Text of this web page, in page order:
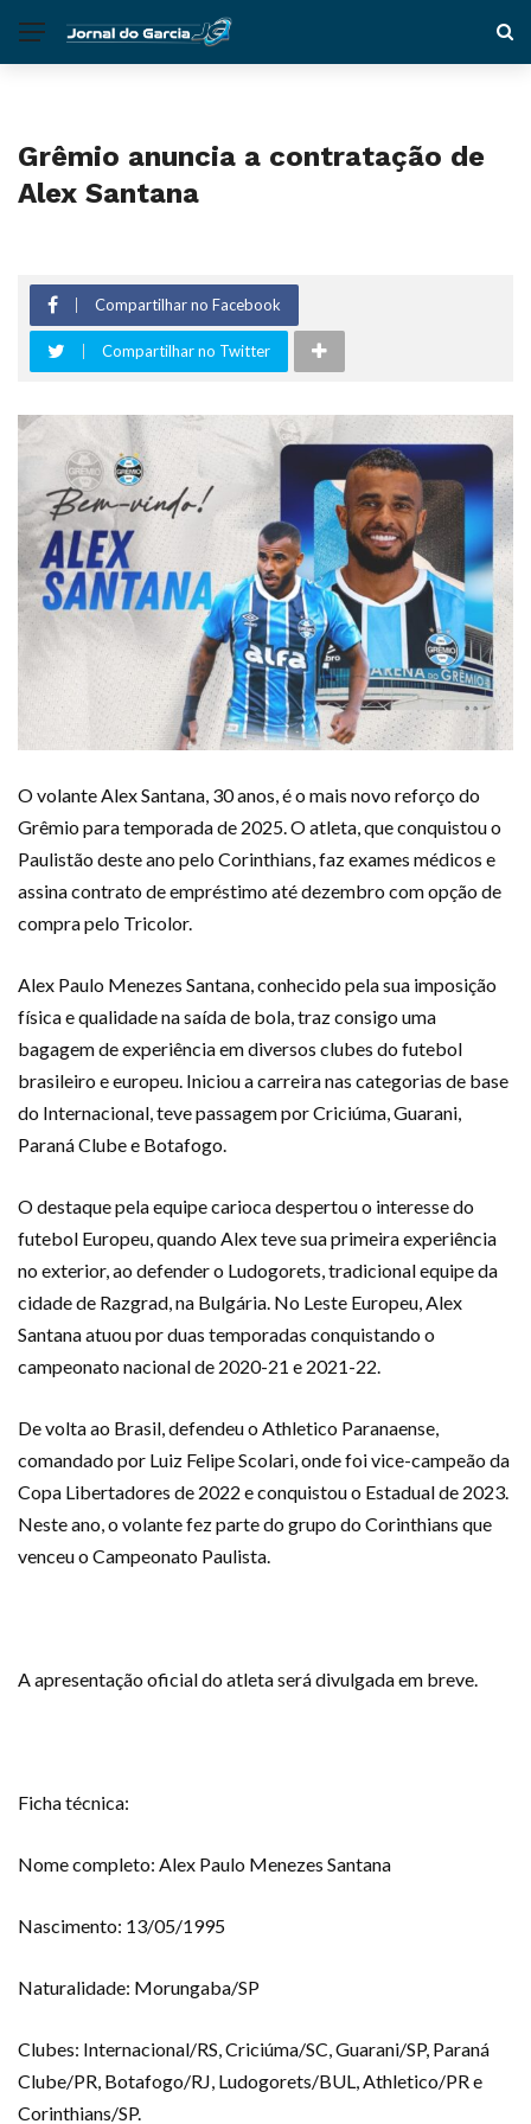
Grêmio anuncia a contratação de
Alex Santana
Compartilhar no Facebook
Compartilhar no Twitter
O volante Alex Santana, 30 anos, é o mais novo reforço do
Grêmio para temporada de 2025. O atleta, que conquistou o
Paulistão deste ano pelo Corinthians, faz exames médicos e
assina contrato de empréstimo até dezembro com opção de
compra pelo Tricolor.
Alex Paulo Menezes Santana, conhecido pela sua imposição
física e qualidade na saída de bola, traz consigo uma
bagagem de experiência em diversos clubes do futebol
brasileiro e europeu. Iniciou a carreira nas categorias de base
do Internacional, teve passagem por Criciúma, Guarani,
Paraná Clube e Botafogo.
O destaque pela equipe carioca despertou o interesse do
futebol Europeu, quando Alex teve sua primeira experiência
no exterior, ao defender o Ludogorets, tradicional equipe da
cidade de Razgrad, na Bulgária. No Leste Europeu, Alex
Santana atuou por duas temporadas conquistando o
campeonato nacional de 2020-21 e 2021-22.
De volta ao Brasil, defendeu o Athletico Paranaense,
comandado por Luiz Felipe Scolari, onde foi vice-campeão da
Copa Libertadores de 2022 e conquistou o Estadual de 2023.
Neste ano, o volante fez parte do grupo do Corinthians que
venceu o Campeonato Paulista.
A apresentação oficial do atleta será divulgada em breve.
Ficha técnica:
Nome completo: Alex Paulo Menezes Santana
Nascimento: 13/05/1995
Naturalidade: Morungaba/SP
Clubes: Internacional/RS, Criciúma/SC, Guarani/SP, Paraná
Clube/PR, Botafogo/RJ, Ludogorets/BUL, Athletico/PR e
Corinthians/SP.